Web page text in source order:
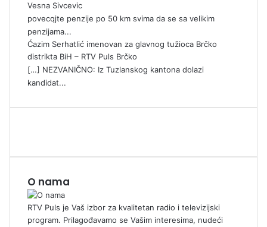
Vesna Sivcevic
povecqjte penzije po 50 km svima da se sa velikim
penzijama...
Ćazim Serhatlić imenovan za glavnog tužioca Brčko
distrikta BiH – RTV Puls Brčko
[…] NEZVANIČNO: Iz Tuzlanskog kantona dolazi
kandidat...
O nama
RTV Puls je Vaš izbor za kvalitetan radio i televizijski
program. Prilagođavamo se Vašim interesima, nudeći